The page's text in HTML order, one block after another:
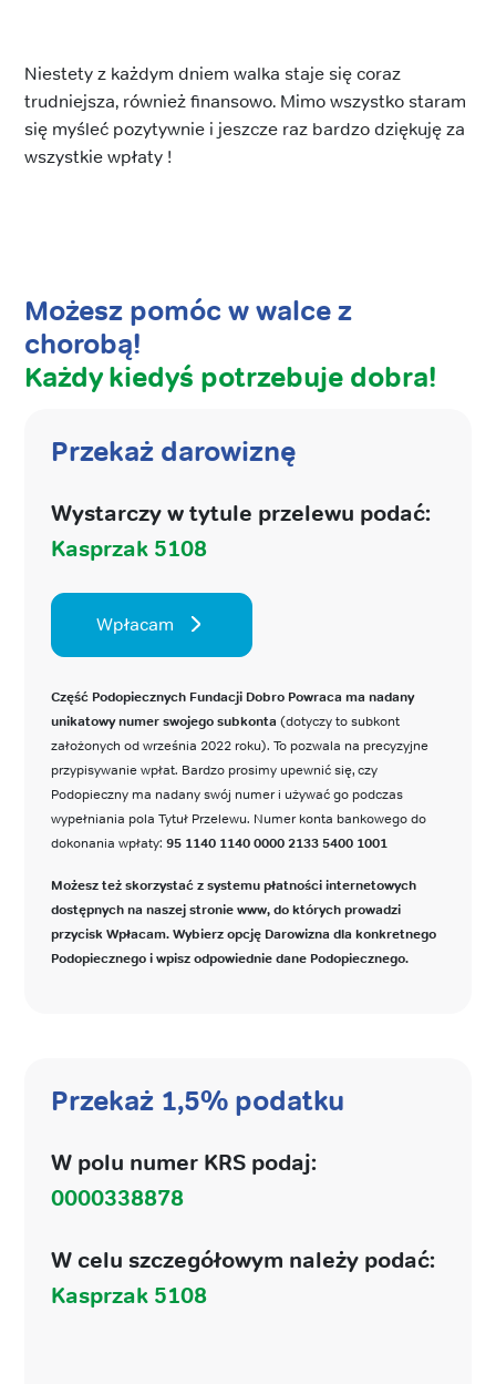
Niestety z każdym dniem walka staje się coraz
trudniejsza, również finansowo. Mimo wszystko staram
się myśleć pozytywnie i jeszcze raz bardzo dziękuję za
wszystkie wpłaty !
Możesz pomóc w walce z
chorobą!
Każdy kiedyś potrzebuje dobra!
Przekaż darowiznę
Wystarczy w tytule przelewu podać:
Kasprzak 5108
Wpłacam
Część Podopiecznych Fundacji Dobro Powraca ma nadany
unikatowy numer swojego subkonta (dotyczy to subkont
założonych od września 2022 roku). To pozwala na precyzyjne
przypisywanie wpłat. Bardzo prosimy upewnić się, czy
Podopieczny ma nadany swój numer i używać go podczas
wypełniania pola Tytuł Przelewu. Numer konta bankowego do
dokonania wpłaty: 95 1140 1140 0000 2133 5400 1001
Możesz też skorzystać z systemu płatności internetowych
dostępnych na naszej stronie www, do których prowadzi
przycisk Wpłacam. Wybierz opcję Darowizna dla konkretnego
Podopiecznego i wpisz odpowiednie dane Podopiecznego.
Przekaż 1,5% podatku
W polu numer KRS podaj:
0000338878
W celu szczegółowym należy podać:
Kasprzak 5108